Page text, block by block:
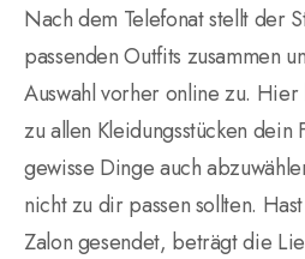
Nach dem Telefonat stellt der
passenden Outfits zusammen
Auswahl vorher online zu.
zu allen Kleidungsstücken
gewisse Dinge auch
nicht zu dir passen sollten.
Zalon gesendet, beträgt die